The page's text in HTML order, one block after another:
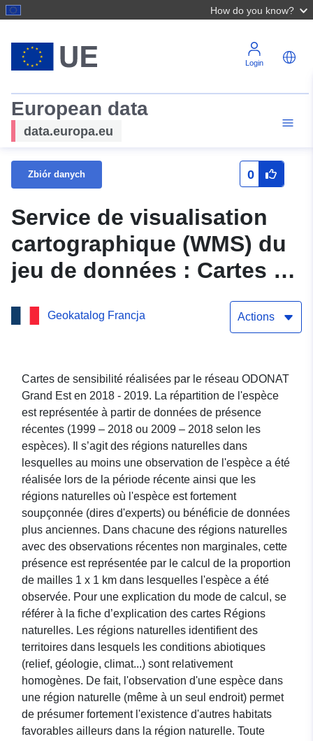
How do you know?
Login
European data
data.europa.eu
Zbiór danych 0
Service de visualisation
cartographique (WMS) du
jeu de données : Cartes de
Régions naturelles - Asio
marais)
Geokatalog Francja Actions
Cartes de sensibilité réalisées par le réseau ODONAT
Grand Est en 2018 - 2019. La répartition de l'espèce
est représentée à partir de données de présence
récentes (1999 – 2018 ou 2009 – 2018 selon les
espèces). Il s’agit des régions naturelles dans
lesquelles au moins une observation de l'espèce a été
réalisée lors de la période récente ainsi que les
régions naturelles où l'espèce est fortement
soupçonnée (dires d'experts) ou bénéficie de données
plus anciennes. Dans chacune des régions naturelles
avec des observations récentes non marginales, cette
présence est représentée par le calcul de la proportion
de mailles 1 x 1 km dans lesquelles l'espèce a été
observée. Pour une explication du mode de calcul, se
référer à la fiche d’explication des cartes Régions
naturelles. Les régions naturelles identifient des
territoires dans lesquels les conditions abiotiques
(relief, géologie, climat...) sont relativement
homogènes. De fait, l'observation d'une espèce dans
une région naturelle (même à un seul endroit) permet
de présumer fortement l'existence d'autres habitats
favorables ailleurs dans la région naturelle. Toute